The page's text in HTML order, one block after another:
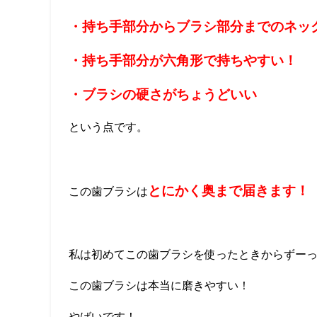
・持ち手部分からブラシ部分までのネッ
・持ち手部分が六角形で持ちやすい！
・ブラシの硬さがちょうどいい
という点です。
この歯ブラシは とにかく奥まで届きます！
私は初めてこの歯ブラシを使ったときからずー
この歯ブラシは本当に磨きやすい！